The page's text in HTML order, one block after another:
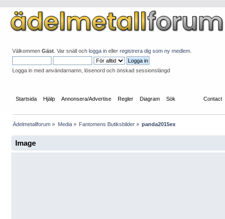
Välkommen Gäst . Var snäll och logga in eller registrera dig som ny medlem
Logga in med användarnamn, lösenord och önskad sessionslängd
Startsida Hjälp Annonsera/Advertise Regler Diagram Sök Contact
Ädelmetallforum » Media» Fantomens Butiksbilde­r» panda2015ex
Image